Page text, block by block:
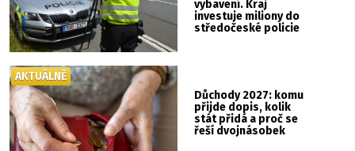
vybavení. Kraj
investuje miliony do
středočeské policie
Důchody 2027: komu
přijde dopis, kolik
stát přidá a proč se
řeší dvojnásobek
AKTUÁLNĚ